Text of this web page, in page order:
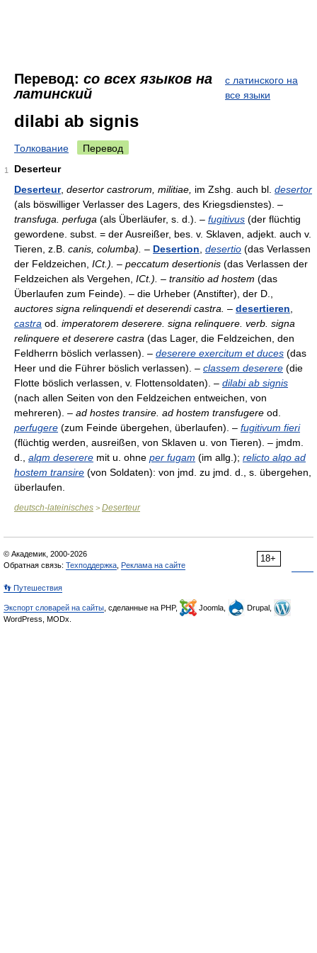
Перевод: со всех языков на
латинский
с латинского на
все языки
dilabi ab signis
Толкование Перевод
1
Deserteur
Deserteur, desertor castrorum, militiae, im Zshg. auch bl. desertor
(als böswilliger Verlasser des Lagers, des Kriegsdienstes). –
transfuga. perfuga (als Überläufer, s. d.). – fugitivus (der flüchtig
gewordene. subst. = der Ausreißer, bes. v. Sklaven, adjekt. auch v.
Tieren, z.B. canis, columba). – Desertion desertio (das Verlassen
der Feldzeichen, ICt.). – peccatum desertionis (das Verlassen der
Feldzeichen als Vergehen, ICt.). – transitio ad hostem (das
Überlaufen zum Feinde). – die Urheber (Anstifter), der D.,
auctores signa relinquendi et deserendi castra. – desertieren
castra od. imperatorem deserere. signa relinquere. verb. signa
relinquere et deserere castra (das Lager, die Feldzeichen, den
Feldherrn böslich verlassen). – deserere exercitum et duces (das
Heer und die Führer böslich verlassen). – classem deserere (die
Flotte böslich verlassen, v. Flottensoldaten). – dilabi ab signis
(nach allen Seiten von den Feldzeichen entweichen, von
mehreren). – ad hostes transire. ad hostem transfugere od.
perfugere (zum Feinde übergehen, überlaufen). – fugitivum fieri
(flüchtig werden, ausreißen, von Sklaven u. von Tieren). – jmdm.
d., alqm deserere mit u. ohne per fugam (im allg.); relicto alqo ad
hostem transire (von Soldaten): von jmd. zu jmd. d., s. übergehen,
überlaufen.
deutsch-lateinisches > Deserteur
18+
© Академик, 2000-2026
Обратная связь: Техподдержка Реклама на сайте
👣 Путешествия
Экспорт словарей на сайты , сделанные на PHP, Joomla,
Drupal,
WordPress, MODx.